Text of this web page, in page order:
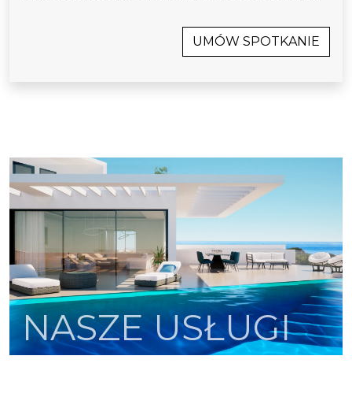
UMÓW SPOTKANIE
NASZE USŁUGI